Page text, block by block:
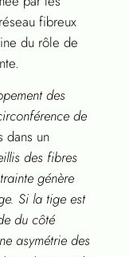
fibreux
du rôle de
des
de
dans un
des fibres
génère
Si la tige est
du côté
asymétrie des